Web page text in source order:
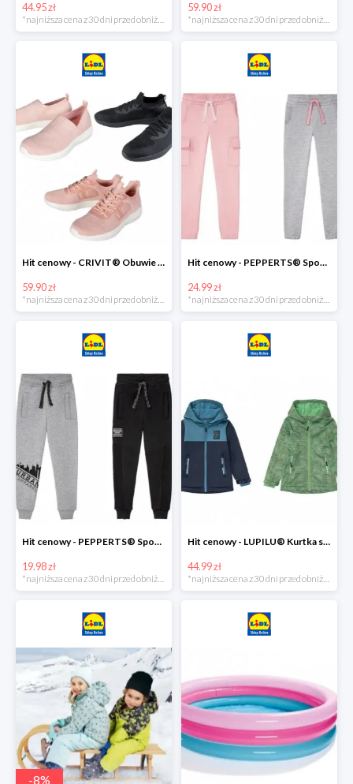
44.95 zł
*najniższa cena z 30 dni przed obniżką
59.90 zł
*najniższa cena z 30 dni przed obniżką
Hit cenowy - CRIVIT® Obuwie dziewczęce sportowe i na co dzień, 1 para
59.90 zł
Hit cenowy - PEPPERTS® Spodnie dresowe dziewczęce, 1 para
24.99 zł
Hit cenowy - PEPPERTS® Spodnie dresowe chłopięce, 1 para
19.98 zł
Hit cenowy - LUPILU® Kurtka softshell chłopięca, 1 sztuka
44.99 zł
-8%